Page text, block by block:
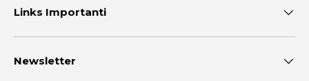
Links Importanti
Newsletter